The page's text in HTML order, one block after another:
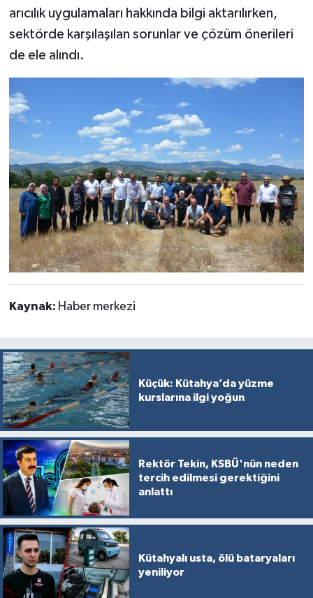
arıcılık uygulamaları hakkında bilgi aktarılırken,
sektörde karşılaşılan sorunlar ve çözüm önerileri
de ele alındı.
Kaynak: Haber merkezi
Küçük: Kütahya’da yüzme
kurslarına ilgi yoğun
Rektör Tekin, KSBÜ'nün neden
tercih edilmesi gerektiğini
anlattı
Kütahyalı usta, ölü bataryaları
yeniliyor
Video Galeri
Yaşam